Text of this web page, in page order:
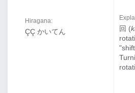
Hiragana:
ÇÇ かいてん 回 (